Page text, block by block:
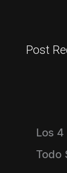
Post
Los
Todo